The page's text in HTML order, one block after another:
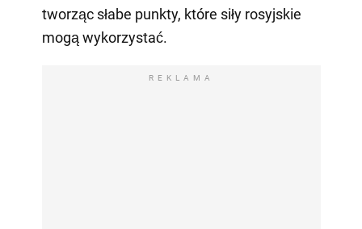
tworząc słabe punkty, które siły rosyjskie
mogą wykorzystać.
REKLAMA